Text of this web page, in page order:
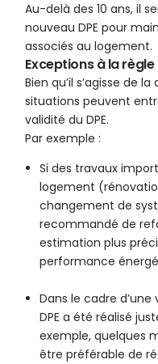
Au-delà des 10 ans, il
nouveau DPE pour
associés au logement.
Exceptions à la règle
Bien qu’il s’agisse de
situations peuvent
validité du DPE.
Par exemple :
Si des travaux
logement
changement de
recommandé de
estimation plus
performance
Dans le cadre
DPE a été réalisé
exemple, quelques
être préférable de